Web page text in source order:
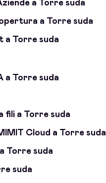
a Torre suda
a Torre suda
a Torre suda
a Torre suda
fili a Torre suda
Cloud a Torre suda
Torre suda
suda